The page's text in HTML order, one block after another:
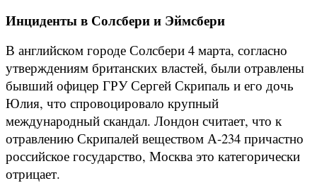
Инциденты в Солсбери и Эймсбери
В английском городе Солсбери 4 марта, согласно
утверждениям британских властей, были отравлены
бывший офицер ГРУ Сергей Скрипаль и его дочь
Юлия, что спровоцировало крупный
международный скандал. Лондон считает, что к
отравлению Скрипалей веществом А-234 причастно
российское государство, Москва это категорически
отрицает.